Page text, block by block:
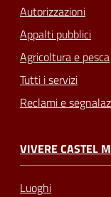
Autorizzazioni
Appalti pubblici
Agricoltura e pesca
Tutti i servizi
Reclami e
VIVERE CASTEL
Luoghi